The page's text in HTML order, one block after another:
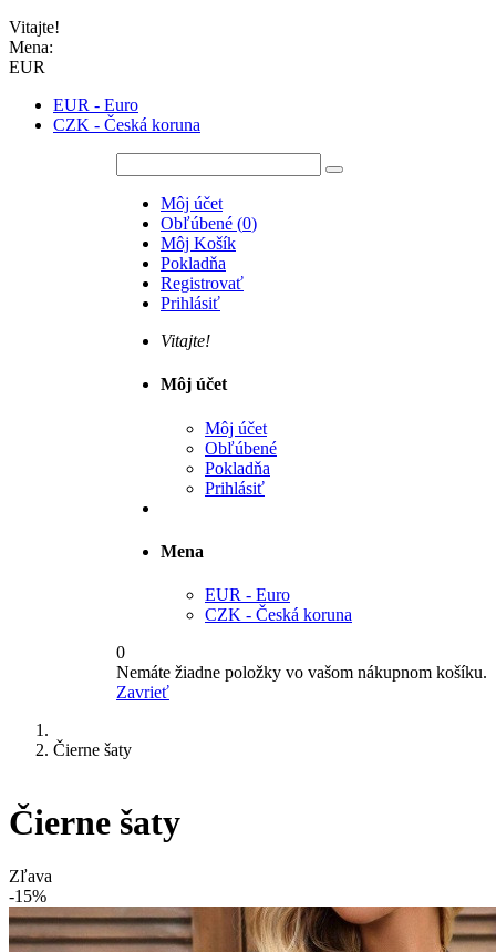
Vitajte!
Mena:
EUR
EUR - Euro
CZK - Česká koruna
Môj účet
Obľúbené (0)
Môj Košík
Pokladňa
Registrovať
Prihlásiť
Vitajte!
Môj účet
Môj účet
Obľúbené
Pokladňa
Prihlásiť
Mena
EUR - Euro
CZK - Česká koruna
0
Nemáte žiadne položky vo vašom nákupnom košíku.
Zavrieť
Čierne šaty
Čierne šaty
Zľava
-15%